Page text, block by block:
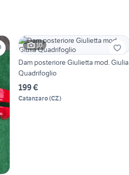
10
Dam posteriore Giulietta mod. Giulia
Quadrifoglio
199 €
Catanzaro(CZ)